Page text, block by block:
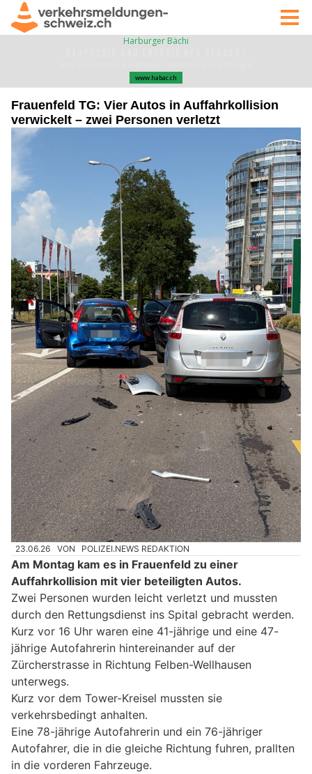
Frauenfeld TG: Vier Autos in Auffahrkollision
verwickelt – zwei Personen verletzt
23.06.26 VON POLIZEI.NEWS REDAKTION
Am Montag kam es in Frauenfeld zu einer
Auffahrkollision mit vier beteiligten Autos.
Zwei Personen wurden leicht verletzt und mussten
durch den Rettungsdienst ins Spital gebracht werden.
Kurz vor 16 Uhr waren eine 41-jährige und eine 47-
jährige Autofahrerin hintereinander auf der
Zürcherstrasse in Richtung Felben-Wellhausen
unterwegs.
Kurz vor dem Tower-Kreisel mussten sie
verkehrsbedingt anhalten.
Eine 78-jährige Autofahrerin und ein 76-jähriger
Autofahrer, die in die gleiche Richtung fuhren, prallten
in die vorderen Fahrzeuge.